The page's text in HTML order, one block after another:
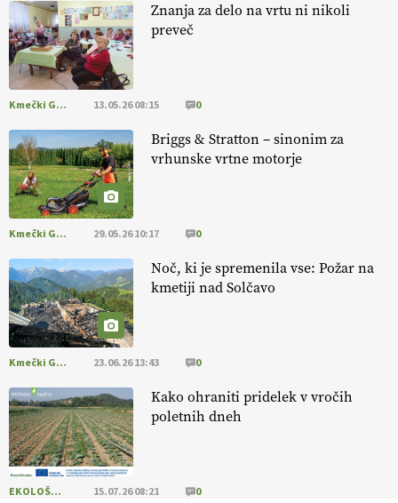
EKOloško = logično: kmetija ZEL
Znanja za delo na vrtu ni nikoli
preveč
Kmečki Glas 13.05.26 08:15 0
Briggs & Stratton – sinonim za
vrhunske vrtne motorje
Kmečki Glas 29.05.26 10:17 0
Noč, ki je spremenila vse: Požar na
kmetiji nad Solčavo
Kmečki Glas 23.06.26 13:43 0
Kako ohraniti pridelek v vročih
poletnih dneh
EKOLOŠKO LOGIČNO 15.07.26 08:21 0